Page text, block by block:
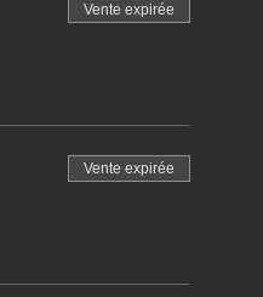
Vente expirée
Vente expirée